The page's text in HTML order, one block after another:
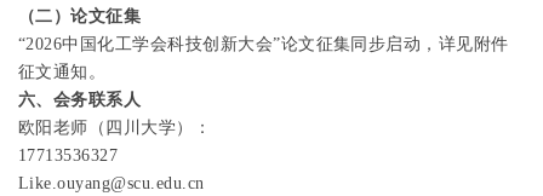
（二）论文征集
“2026中国化工学会科技创新大会”论文征集同步启动，详见附件
征文通知。
六、会务联系人
欧阳老师（四川大学）：
17713536327
Like.ouyang@scu.edu.cn